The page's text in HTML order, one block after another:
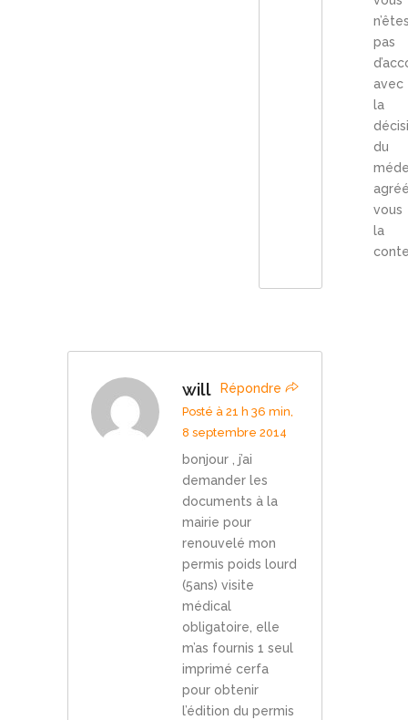
pas
avec
la
du
vous
la
will Répondre
Posté à 21 h 36 min,
8 septembre 2014
bonjour , j’ai
demander les
documents à la
mairie pour
renouvelé mon
permis poids lourd
(5ans) visite
médical
obligatoire, elle
m’as fournis 1 seul
imprimé cerfa
pour obtenir
l’édition du permis